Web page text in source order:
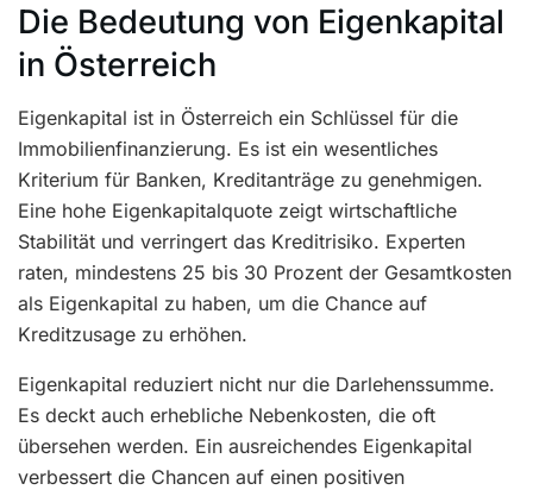
Die Bedeutung von Eigenkapital
in Österreich
Eigenkapital ist in Österreich ein Schlüssel für die
Immobilienfinanzierung. Es ist ein wesentliches
Kriterium für Banken, Kreditanträge zu genehmigen.
Eine hohe Eigenkapitalquote zeigt wirtschaftliche
Stabilität und verringert das Kreditrisiko. Experten
raten, mindestens 25 bis 30 Prozent der Gesamtkosten
als Eigenkapital zu haben, um die Chance auf
Kreditzusage zu erhöhen.
Eigenkapital reduziert nicht nur die Darlehenssumme.
Es deckt auch erhebliche Nebenkosten, die oft
übersehen werden. Ein ausreichendes Eigenkapital
verbessert die Chancen auf einen positiven